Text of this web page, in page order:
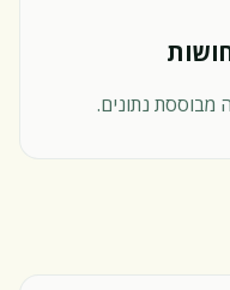
נתונים.